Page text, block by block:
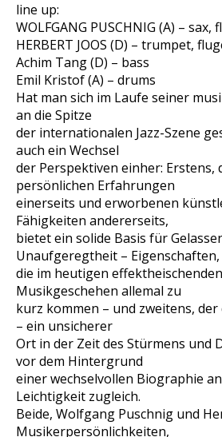
line up:
WOLFGANG PUSCHNIG (A) – sax,
HERBERT JOOS (D) – trumpet,
Achim Tang (D) – bass
Emil Kristof (A) – drums
Hat man sich im Laufe seiner
an die Spitze
der internationalen Jazz-Szene
auch ein Wechsel
der Perspektiven einher: Erstens,
persönlichen Erfahrungen
einerseits und erworbenen
Fähigkeiten andererseits,
bietet ein solide Basis für
Unaufgeregtheit – Eigenschaften,
die im heutigen
Musikgeschehen allemal zu
kurz kommen – und zweitens,
– ein unsicherer
Ort in der Zeit des Stürmens und
vor dem Hintergrund
einer wechselvollen Biographie
Leichtigkeit zugleich.
Beide, Wolfgang Puschnig und
Musikerpersönlichkeiten,